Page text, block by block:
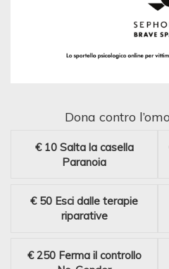
Dona contro
€ 10 Salta la casella
Paranoia
€ 50 Esci dalle terapie
riparative
€ 250 Ferma il controllo